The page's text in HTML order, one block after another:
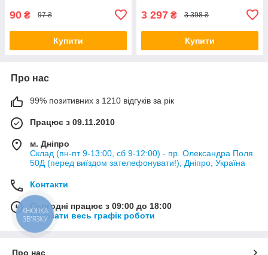
90 ₴ 97 ₴
Купити
3 297 ₴ 3 398 ₴
Купити
Про нас
99% позитивних з 1210 відгуків за рік
Працює з 09.11.2010
м. Дніпро
Склад (пн-пт 9-13:00, сб 9-12:00) - пр. Олександра Поля
50Д (перед виїздом зателефонувати!), Дніпро, Україна
Контакти
Сьогодні працює з 09:00 до 18:00
Показати весь графік роботи
Про нас
КНОПКА
ЗВ'ЯЗКУ